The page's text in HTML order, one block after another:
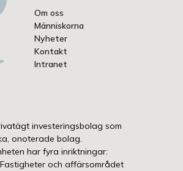
investeringsbolag som
onoterade bolag.
har fyra inriktningar:
och affärsområdet
Om oss
Människorna
Nyheter
Kontakt
Intranet